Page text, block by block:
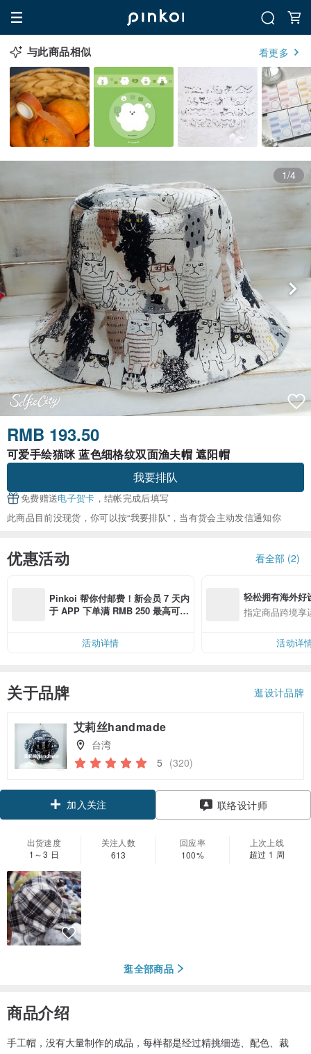
与此商品相似 看更多
1/4
RMB 193.50
可爱手绘猫咪 蓝色细格纹双面渔夫帽 遮阳帽
我要排队
免费赠送电子贺卡 ，结帐完成后填写
此商品目前没现货，你可以按“我要排队”，当有货会主动发信通知你
优惠活动 看全部 (2)
Pinkoi 帮你付邮费！新会员 7 天内
于 APP 下单满 RMB 250 最高可折
活动详情
轻松拥有海外好
指定商品跨境享
活动详
关于品牌 逛设计品牌
艾莉丝handmade
台湾
5 (320)
加入关注 联络设计师
出货速度
1～3 日
关注人数
613
回应率
100%
上次上线
超过 1 周
逛全部商品
商品介绍
手工帽，没有大量制作的成品，每样都是经过精挑细选、配色、裁